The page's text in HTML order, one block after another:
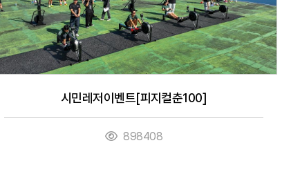
시민레저이벤트[피지컬춘100]
898408